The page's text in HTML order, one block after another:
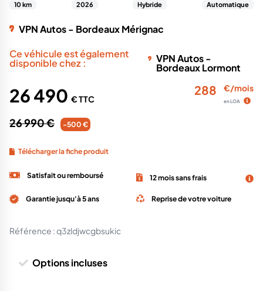
10 km 2026 Hybride Automatique
VPN Autos - Bordeaux Mérignac
Ce véhicule est également
disponible chez : VPN Autos -
Bordeaux Lormont
26 490 € TTC
26 990 € -500 €
288 €/mois
en LOA
Télécharger la fiche produit
Satisfait ou remboursé 12 mois sans frais
Garantie jusqu'à 5 ans Reprise de votre voiture
Référence :q3zldjwcgbsukic
Options incluses